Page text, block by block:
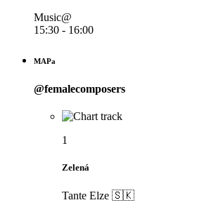
Music@
15:30 - 16:00
MAPa
@femalecomposers
1
Zelená
Tante Elze 🇸🇰